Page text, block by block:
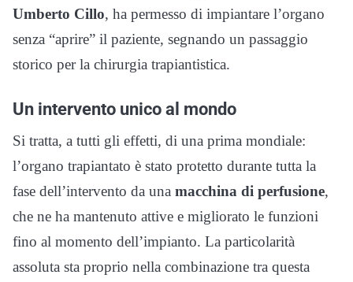
Umberto Cillo, ha permesso di impiantare l’organo
senza “aprire” il paziente, segnando un passaggio
storico per la chirurgia trapiantistica.
Un intervento unico al mondo
Si tratta, a tutti gli effetti, di una prima mondiale:
l’organo trapiantato è stato protetto durante tutta la
fase dell’intervento da una macchina di perfusione,
che ne ha mantenuto attive e migliorato le funzioni
fino al momento dell’impianto. La particolarità
assoluta sta proprio nella combinazione tra questa